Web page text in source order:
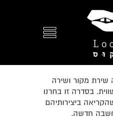
שירת מקור ושירה
בסדרה זו בחרנו
ביצירותיהם
חדשה.